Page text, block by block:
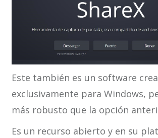
Este también es un software
exclusivamente para Windows,
más robusto que la opción
Es un recurso abierto y en su